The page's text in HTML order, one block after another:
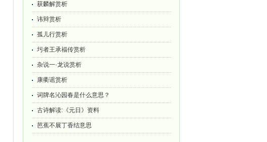
获麟解赏析
讳辩赏析
孤儿行赏析
圬者王承福传赏析
杂说一·龙说赏析
康衢谣赏析
词牌名沁园春是什么意思？
古诗解读:《元日》资料
芭蕉不展丁香结意思